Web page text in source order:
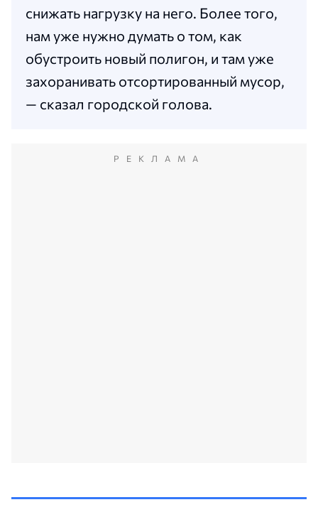
снижать нагрузку на него. Более того,
нам уже нужно думать о том, как
обустроить новый полигон, и там уже
захоранивать отсортированный мусор,
— сказал городской голова.
РЕКЛАМА